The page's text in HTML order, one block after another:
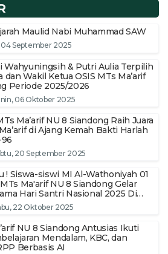
Maulid Nabi Muhammad SAW
04 September 2025
Wahyuningsih & Putri Aulia Terpilih
dan Wakil Ketua OSIS MTs Ma’arif
Periode 2025/2026
06 Oktober 2025
Ma’arif NU 8 Siandong Raih Juara
di Ajang Kemah Bakti Harlah
20 September 2025
! Siswa-siswi MI Al-Wathoniyah 01
Ma'arif NU 8 Siandong Gelar
Hari Santri Nasional 2025 Di
22 Oktober 2025
NU 8 Siandong Antusias Ikuti
Mendalam, KBC, dan
Berbasis AI